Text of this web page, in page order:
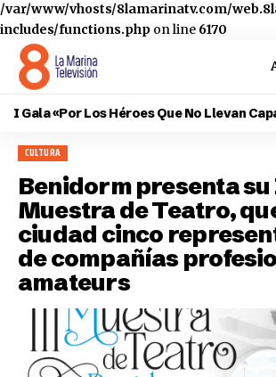
/var/www/vhosts/8lamarinatv.com/
includes/functions.php on line 6170
I Gala «Por Los Héroes Que No Llevan
CULTURA
Benidorm presenta
Muestra de Teatro,
ciudad cinco
de compañías
amateurs